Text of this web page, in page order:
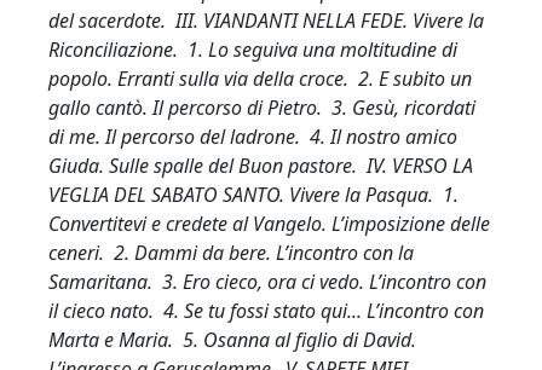
del sacerdote. III. VIANDANTI NELLA FEDE. Vivere la
Riconciliazione. 1. Lo seguiva una moltitudine di
popolo. Erranti sulla via della croce. 2. E subito un
gallo cantò. Il percorso di Pietro. 3. Gesù, ricordati
di me. Il percorso del ladrone. 4. Il nostro amico
Giuda. Sulle spalle del Buon pastore. IV. VERSO LA
VEGLIA DEL SABATO SANTO. Vivere la Pasqua. 1.
Convertitevi e credete al Vangelo. L’imposizione delle
ceneri. 2. Dammi da bere. L’incontro con la
Samaritana. 3. Ero cieco, ora ci vedo. L’incontro con
il cieco nato. 4. Se tu fossi stato qui... L’incontro con
Marta e Maria. 5. Osanna al figlio di David.